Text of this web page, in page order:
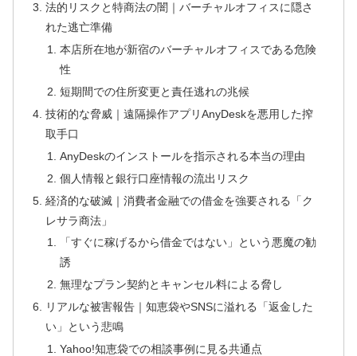
法的リスクと特商法の闇｜バーチャルオフィスに隠さ
れた逃亡準備
本店所在地が新宿のバーチャルオフィスである危険
性
短期間での住所変更と責任逃れの兆候
技術的な脅威｜遠隔操作アプリAnyDeskを悪用した搾
取手口
AnyDeskのインストールを指示される本当の理由
個人情報と銀行口座情報の流出リスク
経済的な破滅｜消費者金融での借金を強要される「ク
レサラ商法」
「すぐに稼げるから借金ではない」という悪魔の勧
誘
無理なプラン契約とキャンセル料による脅し
リアルな被害報告｜知恵袋やSNSに溢れる「返金した
い」という悲鳴
Yahoo!知恵袋での相談事例に見る共通点